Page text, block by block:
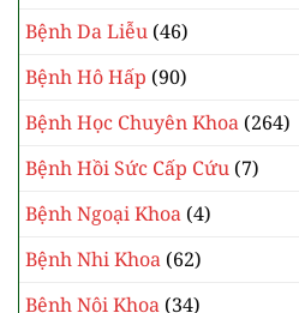
Bệnh Da Liễu (46)
Bệnh Hô Hấp (90)
Bệnh Học Chuyên Khoa (264)
Bệnh Hồi Sức Cấp Cứu (7)
Bệnh Ngoại Khoa (4)
Bệnh Nhi Khoa (62)
Bệnh Nội Khoa (34)